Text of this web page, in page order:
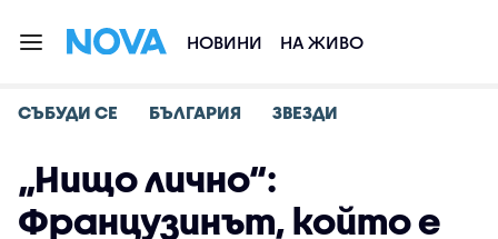
НОВИНИ НА ЖИВО
СЪБУДИ СЕ БЪЛГАРИЯ ЗВЕЗДИ
„Нищо лично“:
Французинът, който е